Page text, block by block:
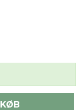
KØB